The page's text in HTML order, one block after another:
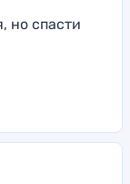
но спасти